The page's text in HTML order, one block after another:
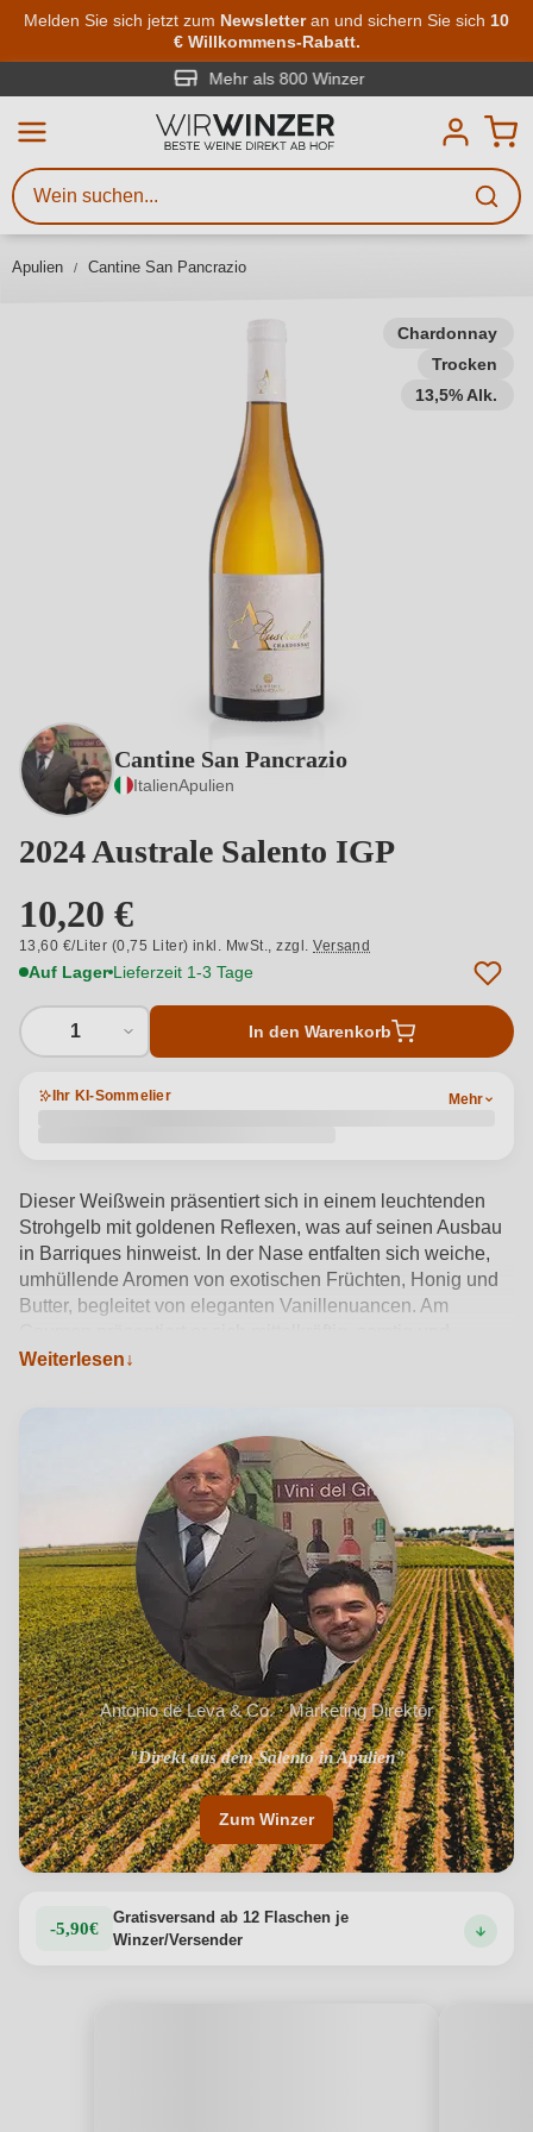
Zum Hauptinhalt springen
Melden Sie sich jetzt zum Newsletteran und sichern Sie sich 10
€ Willkommens-Rabatt.
Mehr als 800 Winzer
Apulien Cantine San Pancrazio
Chardonnay
Trocken
13,5% Alk.
Cantine San Pancrazio
ItalienApulien
2024 Australe Salento IGP
10,20 €
13,60 €/Liter (0,75 Liter) inkl. MwSt.,zzgl.Versand
Auf Lager Lieferzeit 1-3 Tage
1 In den Warenkorb
Ihr KI-Sommelier Mehr
Dieser Weißwein präsentiert sich in einem leuchtenden
Strohgelb mit goldenen Reflexen, was auf seinen Ausbau
in Barriques hinweist. In der Nase entfalten sich weiche,
umhüllende Aromen von exotischen Früchten, Honig und
Butter, begleitet von eleganten Vanillenuancen. Am
schmackhaft mit einem trockenen und anhaltenden
hergestellt. Er spiegelt die Identität der Region und die
Sorgfalt der historischen Weinkellerei wider. Serviert bei
einer Temperatur zwischen 10 und 12 °C passt er perfekt
zu cremigen Risottos, Fisch und reifem Käse. Ein
raffinierter Weißwein, ideal für besondere Momente oder
authentische Gespräche.Produktdetails anzeigen →
Weiterlesen
Antonio de Leva & Co. · Marketing Direktor
"Direkt aus dem Salento in Apulien"
Zum Winzer
-5,90€
Gratisversand ab 12 Flaschen je
Winzer/Versender
Weinsuche
Mindestens 3 Zeichen eingeben
Beschreiben Sie, welchen Wein
Sie suchen – ob nach Geschmack,